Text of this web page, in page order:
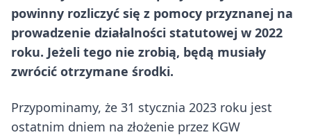
powinny rozliczyć się z pomocy przyznanej na
prowadzenie działalności statutowej w 2022
roku. Jeżeli tego nie zrobią, będą musiały
zwrócić otrzymane środki.
Przypominamy, że 31 stycznia 2023 roku jest
ostatnim dniem na złożenie przez KGW